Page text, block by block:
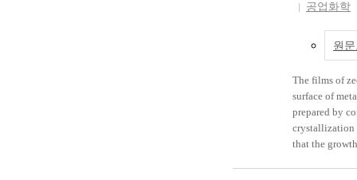
공업화학
원
The films of
surface of
prepared by
crystallization
that the